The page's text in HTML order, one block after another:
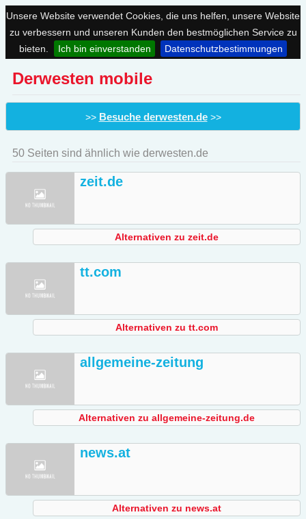
Unsere Website verwendet Cookies, die uns helfen, unsere Website
zu verbessern und unseren Kunden den bestmöglichen Service zu
bieten.
Ich bin einverstanden Datenschutzbestimmungen
Derwesten mobile
>> Besuche derwesten.de>>
50 Seiten sind ähnlich wie derwesten.de
zeit.de
Alternativen zu zeit.de
tt.com
Alternativen zu tt.com
allgemeine-zeitung
Alternativen zu allgemeine-zeitung.de
news.at
Alternativen zu news.at